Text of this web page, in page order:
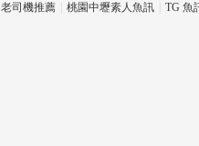
老司機推薦 桃園中壢素人魚訊 TG 魚